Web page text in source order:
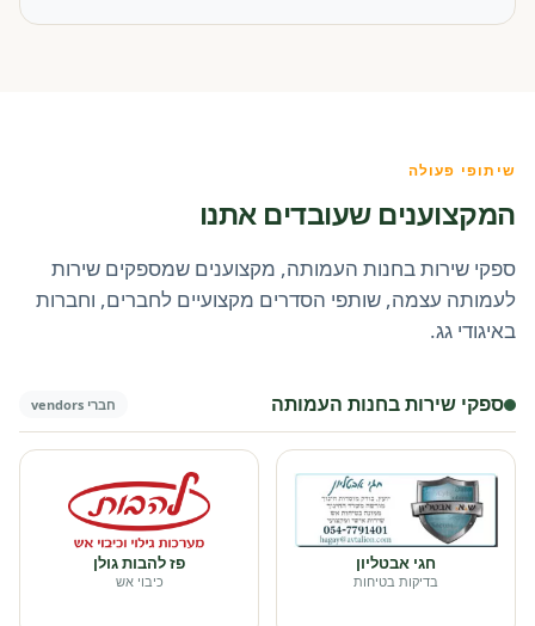
שיתופי פעולה
המקצוענים שעובדים אתנו
ספקי שירות בחנות העמותה, מקצוענים שמספקים שירות
לעמותה עצמה, שותפי הסדרים מקצועיים לחברים, וחברות
באיגודי גג.
ספקי שירות בחנות העמותה חברי vendors
חגי אבטליון
בדיקות בטיחות
פז להבות גולן
כיבוי אש